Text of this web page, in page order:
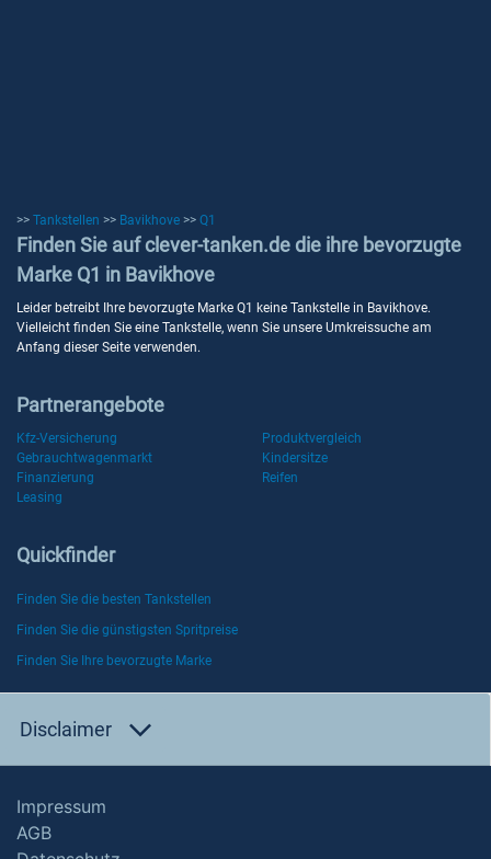
>> Tankstellen >> Bavikhove >> Q1
Finden Sie auf clever-tanken.de die ihre bevorzugte
Marke Q1 in Bavikhove
Leider betreibt Ihre bevorzugte Marke Q1 keine Tankstelle in Bavikhove.
Vielleicht finden Sie eine Tankstelle, wenn Sie unsere Umkreissuche am
Anfang dieser Seite verwenden.
Partnerangebote
Kfz-Versicherung
Produktvergleich
Gebrauchtwagenmarkt
Kindersitze
Finanzierung
Reifen
Leasing
Quickfinder
Finden Sie die besten Tankstellen
Finden Sie die günstigsten Spritpreise
Finden Sie Ihre bevorzugte Marke
Disclaimer
Impressum
AGB